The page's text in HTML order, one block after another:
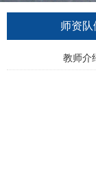
师资队
教师介